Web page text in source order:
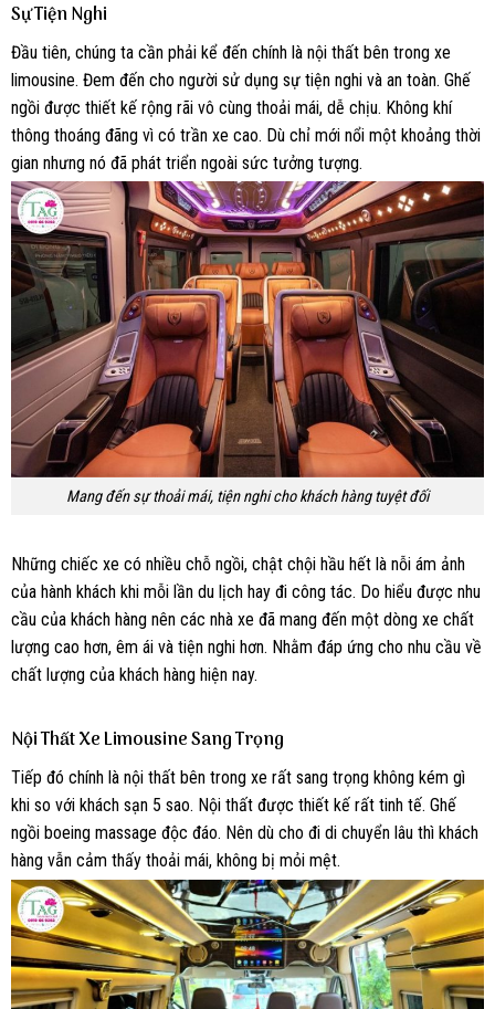
Sự Tiện Nghi
Đầu tiên, chúng ta cần phải kể đến chính là nội thất bên trong xe
limousine. Đem đến cho người sử dụng sự tiện nghi và an toàn. Ghế
ngồi được thiết kế rộng rãi vô cùng thoải mái, dễ chịu. Không khí
thông thoáng đãng vì có trần xe cao. Dù chỉ mới nổi một khoảng thời
gian nhưng nó đã phát triển ngoài sức tưởng tượng.
Mang đến sự thoải mái, tiện nghi cho khách hàng tuyệt đối
Những chiếc xe có nhiều chỗ ngồi, chật chội hầu hết là nỗi ám ảnh
của hành khách khi mỗi lần du lịch hay đi công tác. Do hiểu được nhu
cầu của khách hàng nên các nhà xe đã mang đến một dòng xe chất
lượng cao hơn, êm ái và tiện nghi hơn. Nhằm đáp ứng cho nhu cầu về
chất lượng của khách hàng hiện nay.
Nội Thất Xe Limousine Sang Trọng
Tiếp đó chính là nội thất bên trong xe rất sang trọng không kém gì
khi so với khách sạn 5 sao. Nội thất được thiết kế rất tinh tế. Ghế
ngồi boeing massage độc đáo. Nên dù cho đi di chuyển lâu thì khách
hàng vẫn cảm thấy thoải mái, không bị mỏi mệt.